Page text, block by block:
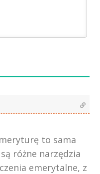
to sama
różne narzędzia
emerytalne, z